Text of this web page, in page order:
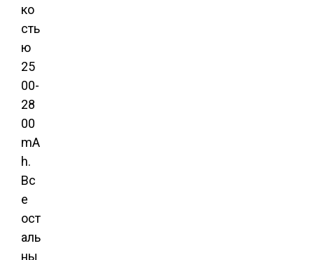
ко
сть
ю
25
00-
28
00
mA
h.
Вс
е
ост
аль
ны